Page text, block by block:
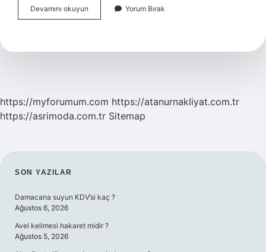
Devamını okuyun
Bagajı
Ne
Yorum Bırak
https://myforumum.com https://atanurnakliyat.com.tr
https://asrimoda.com.tr Sitemap
SIDEBAR
SON YAZILAR
Damacana suyun KDV’si kaç ?
Ağustos 6, 2026
Avel kelimesi hakaret midir ?
Ağustos 5, 2026